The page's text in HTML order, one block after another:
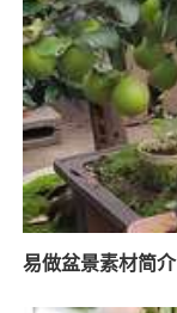
易做盆景素材简介